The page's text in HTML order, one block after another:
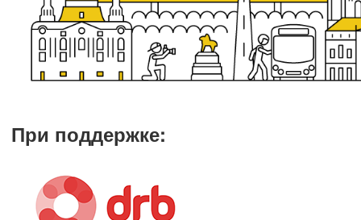
При поддержке: